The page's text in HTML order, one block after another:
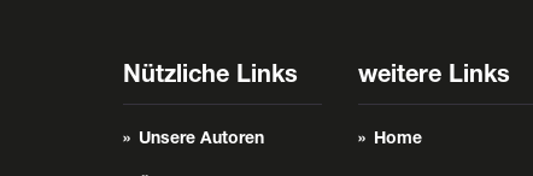
Nützliche Links
Unsere Autoren
weitere Links
Home